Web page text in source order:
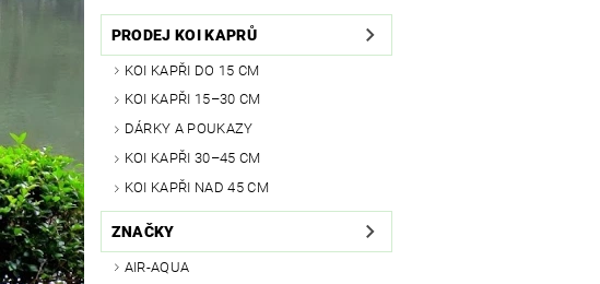
PRODEJ KOI KAPRŮ
KOI KAPŘI DO 15 CM
KOI KAPŘI 15–30 CM
DÁRKY A POUKAZY
KOI KAPŘI 30–45 CM
KOI KAPŘI NAD 45 CM
ZNAČKY
AIR-AQUA